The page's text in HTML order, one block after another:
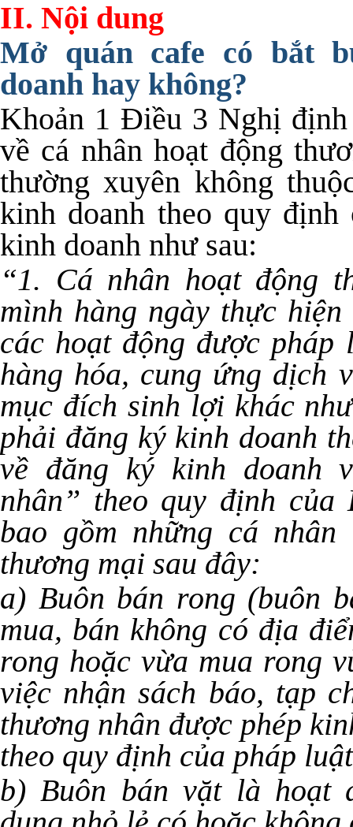
II. Nội dung
Mở quán cafe có bắt
doanh hay không?
Khoản 1 Điều 3 Nghị
về cá nhân hoạt động
thường xuyên không
kinh doanh theo quy
kinh doanh như sau:
“1. Cá nhân hoạt động
mình hàng ngày thực
các hoạt động được pháp
hàng hóa, cung ứng dịch
mục đích sinh lợi khác
phải đăng ký kinh doanh
về đăng ký kinh doanh
nhân” theo quy định
bao gồm những cá
thương mại sau đây:
a) Buôn bán rong (buôn
mua, bán không có địa
rong hoặc vừa mua rong
việc nhận sách báo, tạp
thương nhân được phép
theo quy định của pháp
b) Buôn bán vặt là hoạt